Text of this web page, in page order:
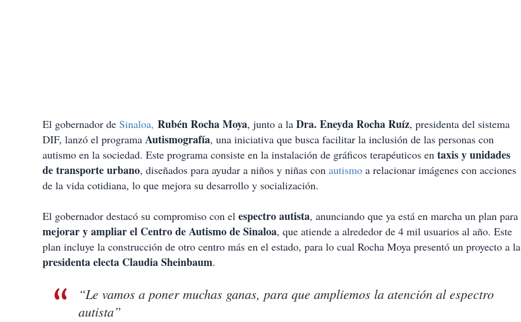
El gobernador de Sinaloa, Rubén Rocha Moya, junto a la Dra. Eneyda Rocha Ruíz, presidenta del sistema
DIF, lanzó el programa Autismografía, una iniciativa que busca facilitar la inclusión de las personas con
autismo en la sociedad. Este programa consiste en la instalación de gráficos terapéuticos en taxis y unidades
de transporte urbano, diseñados para ayudar a niños y niñas con autismo a relacionar imágenes con acciones
de la vida cotidiana, lo que mejora su desarrollo y socialización.
El gobernador destacó su compromiso con el espectro autista, anunciando que ya está en marcha un plan para
mejorar y ampliar el Centro de Autismo de Sinaloa, que atiende a alrededor de 4 mil usuarios al año. Este
plan incluye la construcción de otro centro más en el estado, para lo cual Rocha Moya presentó un proyecto a la
presidenta electa Claudia Sheinbaum.
“Le vamos a poner muchas ganas, para que ampliemos la atención al espectro
autista”